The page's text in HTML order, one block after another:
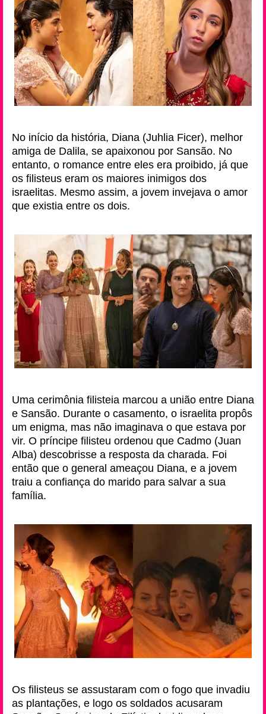
No início da história, Diana (Juhlia Ficer), melhor
amiga de Dalila, se apaixonou por Sansão. No
entanto, o romance entre eles era proibido, já que
os filisteus eram os maiores inimigos dos
israelitas. Mesmo assim, a jovem invejava o amor
que existia entre os dois.
Uma cerimônia filisteia marcou a união entre Diana
e Sansão. Durante o casamento, o israelita propôs
um enigma, mas não imaginava o que estava por
vir. O príncipe filisteu ordenou que Cadmo (Juan
Alba) descobrisse a resposta da charada. Foi
então que o general ameaçou Diana, e a jovem
traiu a confiança do marido para salvar a sua
família.
Os filisteus se assustaram com o fogo que invadiu
as plantações, e logo os soldados acusaram